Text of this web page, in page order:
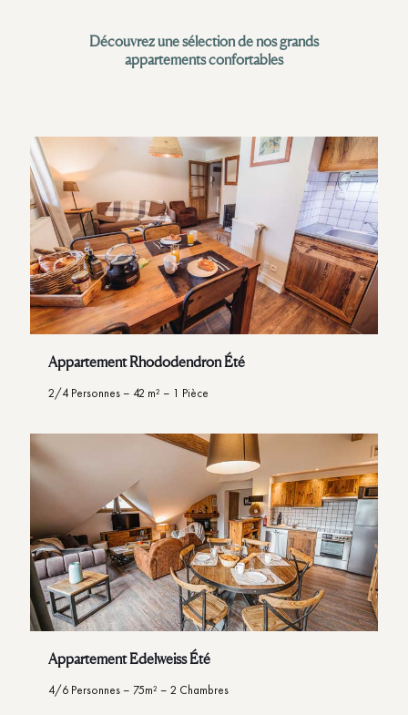
Découvrez une sélection de nos grands
appartements confortables
Appartement Rhododendron Été
2/4 Personnes – 42 m² – 1 Pièce
Appartement Edelweiss Été
4/6 Personnes – 75m² – 2 Chambres